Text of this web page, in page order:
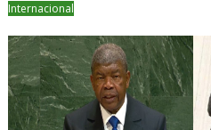
Internacional